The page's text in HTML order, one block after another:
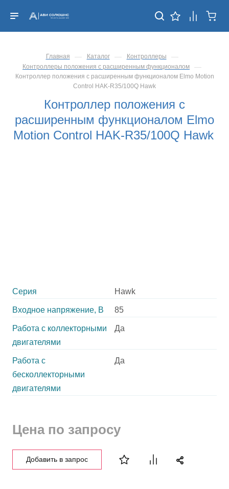
Главная — Каталог — Контроллеры —
Контроллеры положения с расширенным функционалом —
Контроллер положения с расширенным функционалом Elmo Motion
Control HAK-R35/100Q Hawk
Контроллер положения с
расширенным функционалом Elmo
Motion Control HAK-R35/100Q Hawk
Серия Hawk
Входное напряжение, В 85
Работа с коллекторными
двигателями
Да
Работа с
бесколлекторными
двигателями
Да
Цена по запросу
Добавить в запрос